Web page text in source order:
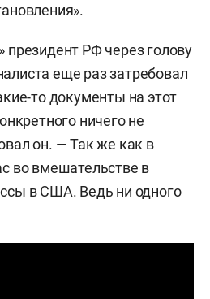
президент РФ через голову
еще раз затребовал
то документы на этот
ничего не
он. — Так же как в
во вмешательстве в
в США. Ведь ни одного